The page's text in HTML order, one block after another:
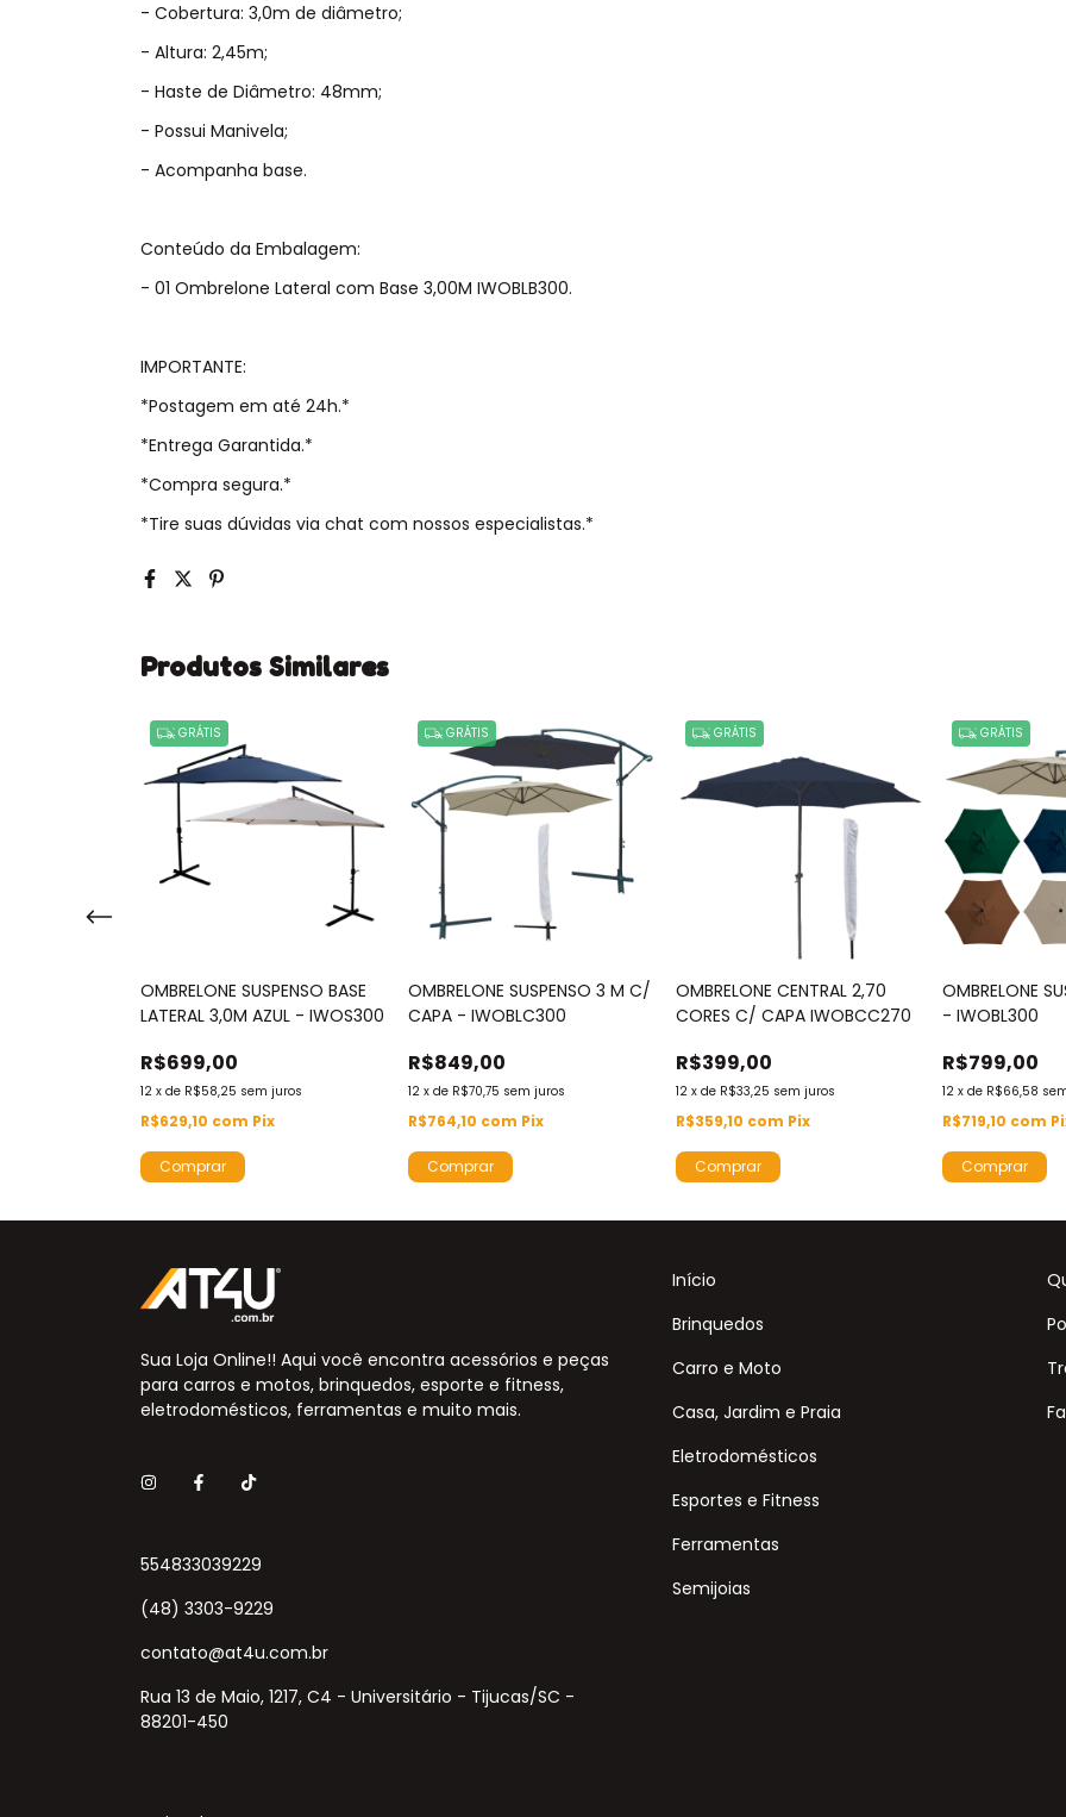
- Cobertura: 3,0m de diâmetro;
- Altura: 2,45m;
- Haste de Diâmetro: 48mm;
- Possui Manivela;
- Acompanha base.
Conteúdo da Embalagem:
- 01 Ombrelone Lateral com Base 3,00M IWOBLB300.
IMPORTANTE:
*Postagem em até 24h.*
*Entrega Garantida.*
*Compra segura.*
*Tire suas dúvidas via chat com nossos especialistas.*
Produtos Similares
GRÁTIS
OMBRELONE SUSPENSO BASE
LATERAL 3,0M AZUL - IWOS300
R$699,00
12 x de R$58,25 sem juros
R$629,10 com Pix
Comprar
GRÁTIS
OMBRELONE SUSPENSO 3 M C/
CAPA - IWOBLC300
R$849,00
12 x de R$70,75 sem juros
R$764,10 com Pix
Comprar
GRÁTIS
OMBRELONE CENTRAL 2,70
CORES C/ CAPA IWOBCC270
R$399,00
12 x de R$33,25 sem juros
R$359,10 com Pix
Comprar
GRÁTIS
OMBRELONE
- IWOBL300
R$799,00
12 xde R$66,58
R$719,10 com
Comprar
Sua Loja Online!! Aqui você encontra acessórios e peças
para carros e motos, brinquedos, esporte e fitness,
eletrodomésticos, ferramentas e muito mais.
554833039229
(48) 3303-9229
contato@at4u.com.br
Rua 13 de Maio, 1217, C4 - Universitário - Tijucas/SC -
88201-450
Início
Brinquedos
Carro e Moto
Casa, Jardim e Praia
Eletrodomésticos
Esportes e Fitness
Ferramentas
Semijoias